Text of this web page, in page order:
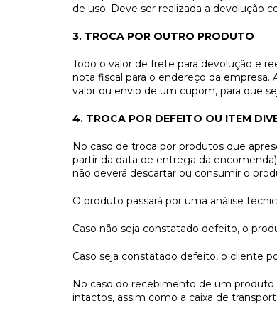
de uso. Deve ser realizada a devolução
3. TROCA POR OUTRO PRODUTO
Todo o valor de frete para devolução e
nota fiscal para o endereço da
valor ou envio de um cupom, para que
4. TROCA POR DEFEITO OU ITEM
No caso de troca por produtos que
partir da data de entrega da
não deverá descartar ou consumir o
O produto passará por uma análise
Caso não seja constatado defeito, o
Caso seja constatado defeito, o cliente
No caso do recebimento de um
intactos, assim como a caixa de